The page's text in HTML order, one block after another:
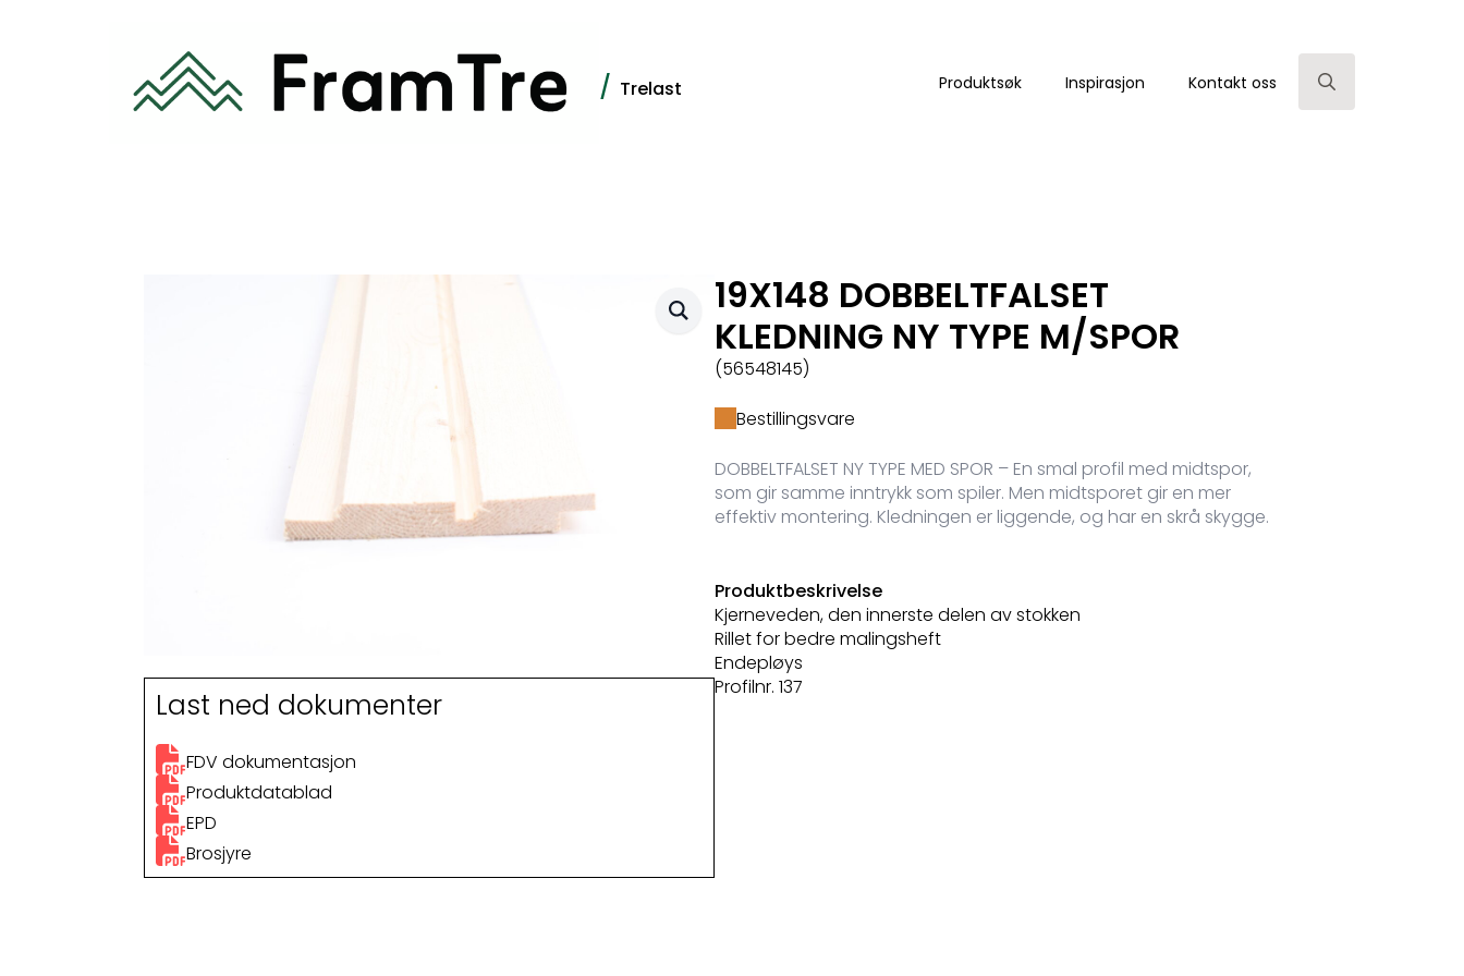
/ Trelast Produktsøk Inspirasjon Kontakt oss
Last ned dokumenter
FDV dokumentasjon
Produktdatablad
EPD
Brosjyre
19X148 DOBBELTFALSET
KLEDNING NY TYPE M/SPOR
(56548145)
Bestillingsvare
DOBBELTFALSET NY TYPE MED SPOR – En smal profil med midtspor,
som gir samme inntrykk som spiler. Men midtsporet gir en mer
effektiv montering. Kledningen er liggende, og har en skrå skygge.
Produktbeskrivelse
Kjerneveden, den innerste delen av stokken
Rillet for bedre malingsheft
Endepløys
Profilnr. 137